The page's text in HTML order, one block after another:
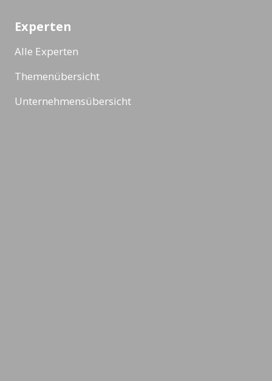
Experten
Alle Experten
Themenübersicht
Unternehmensübersicht